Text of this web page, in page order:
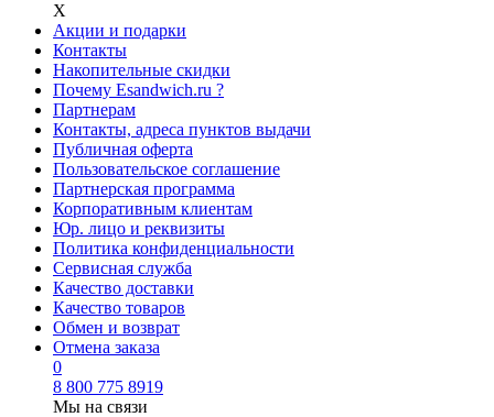
Х
Акции и подарки
Контакты
Накопительные скидки
Почему Esandwich.ru ?
Партнерам
Контакты, адреса пунктов выдачи
Публичная оферта
Пользовательское соглашение
Партнерская программа
Корпоративным клиентам
Юр. лицо и реквизиты
Политика конфиденциальности
Сервисная служба
Качество доставки
Качество товаров
Обмен и возврат
Отмена заказа
0
8 800 775 8919
Мы на связи